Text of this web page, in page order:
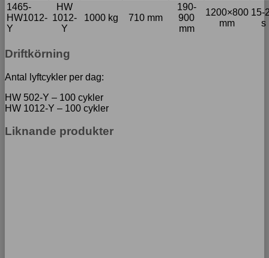
1465-
HW1012-
Y
HW
1012-
Y
1000 kg 710 mm
190-
900
mm
1200×800
mm
15-
s
Driftkörning
Antal lyftcykler per dag:
HW 502-Y – 100 cykler
HW 1012-Y – 100 cykler
Liknande produkter